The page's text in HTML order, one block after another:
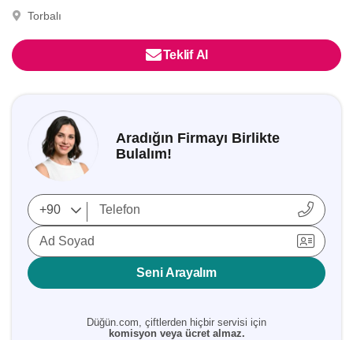
Torbalı
Teklif Al
Aradığın Firmayı Birlikte
Bulalım!
Ad Soyad
Seni Arayalım
Düğün.com, çiftlerden hiçbir servisi için
komisyon veya ücret almaz.